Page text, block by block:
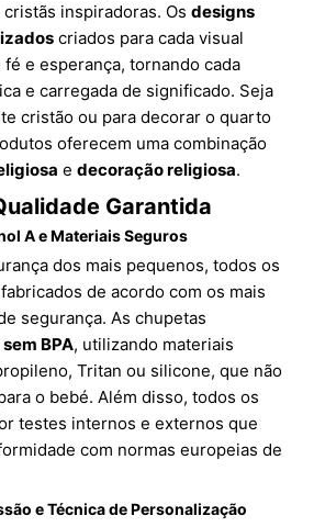
inspiradoras. Os designs
criados para cada visual
e esperança, tornando cada
e carregada de significado. Seja
cristão ou para decorar o quarto
oferecem uma combinação
e decoração religiosa.
Garantida
A e Materiais Seguros
dos mais pequenos, todos os
de acordo com os mais
segurança. As chupetas
sem BPA, utilizando materiais
Tritan ou silicone, que não
o bebé. Além disso, todos os
testes internos e externos que
com normas europeias de
e Técnica de Personalização